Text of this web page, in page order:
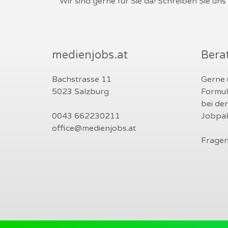
medienjobs.at
Bachstrasse 11
5023 Salzburg
0043 662230211
office@medienjobs.at
Gerne
bei